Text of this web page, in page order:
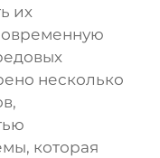
их
несколько
которая